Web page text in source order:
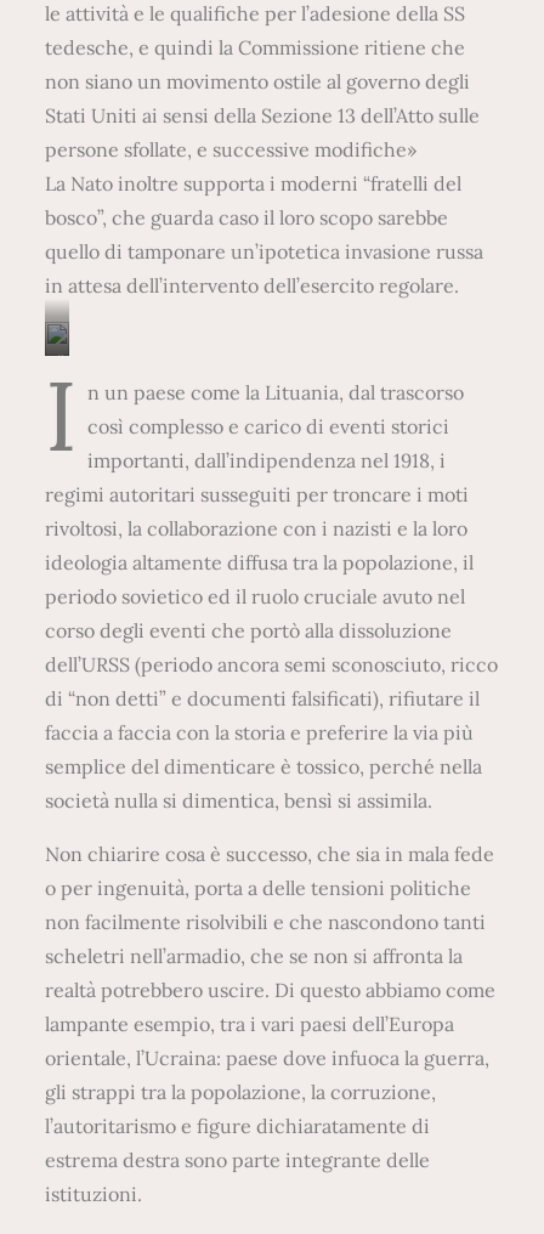
le attività e le qualifiche per l’adesione della SS
tedesche, e quindi la Commissione ritiene che
non siano un movimento ostile al governo degli
Stati Uniti ai sensi della Sezione 13 dell’Atto sulle
persone sfollate, e successive modifiche»
La Nato inoltre supporta i moderni “fratelli del
bosco”, che guarda caso il loro scopo sarebbe
quello di tamponare un’ipotetica invasione russa
in attesa dell’intervento dell’esercito regolare.
“
C
o
s
c
i
a
m
o
g
l
i
o
I
n un paese come la Lituania, dal trascorso
così complesso e carico di eventi storici
importanti, dall’indipendenza nel 1918, i
regimi autoritari susseguiti per troncare i moti
rivoltosi, la collaborazione con i nazisti e la loro
ideologia altamente diffusa tra la popolazione, il
periodo sovietico ed il ruolo cruciale avuto nel
corso degli eventi che portò alla dissoluzione
dell’URSS (periodo ancora semi sconosciuto, ricco
di “non detti” e documenti falsificati), rifiutare il
faccia a faccia con la storia e preferire la via più
semplice del dimenticare è tossico, perché nella
società nulla si dimentica, bensì si assimila.
Non chiarire cosa è successo, che sia in mala fede
o per ingenuità, porta a delle tensioni politiche
non facilmente risolvibili e che nascondono tanti
scheletri nell’armadio, che se non si affronta la
realtà potrebbero uscire. Di questo abbiamo come
lampante esempio, tra i vari paesi dell’Europa
orientale, l’Ucraina: paese dove infuoca la guerra,
gli strappi tra la popolazione, la corruzione,
l’autoritarismo e figure dichiaratamente di
estrema destra sono parte integrante delle
istituzioni.